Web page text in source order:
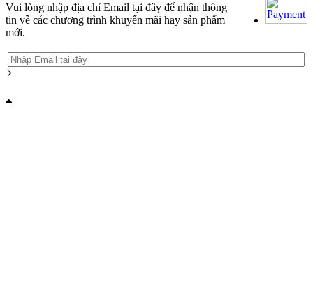
Vui lòng nhập địa chỉ Email tại đây để nhận thông
tin về các chương trình khuyến mãi hay sản phẩm
mới.
Grandpashabet
Grandpashabet
Grandpashabet
Grandpashabet
Grandpashabet
grandpashabet
grandpashabet
marsbahis
grandpashabet
grandpashabet
grandpashabet